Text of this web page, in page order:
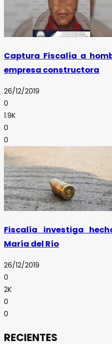
Captura Fiscalía a
empresa constructora
26/12/2019
0
1.9K
0
0
Fiscalía investiga
María del Río
26/12/2019
0
2K
0
0
RECIENTES